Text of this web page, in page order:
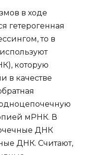
в ходе
гетерогенная
то в
которую
в качестве
одноцепочечную
мРНК. В
ДНК
ДНК. Считают,